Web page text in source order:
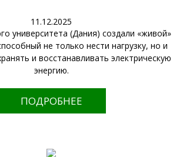
11.12.2025
университета (Дания) создали «живой»
не только нести нагрузку, но и
и восстанавливать электрическую
энергию.
ПОДРОБНЕЕ